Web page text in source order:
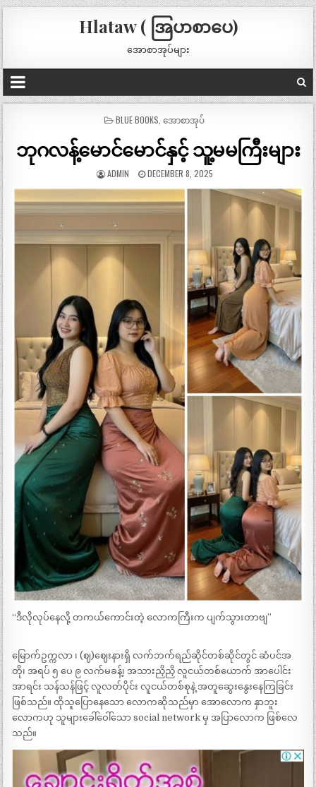
Hlataw ( အြပာစာပေ)
အောစာအုပ်များ
POSTED
BLUE BOOKS အောစာအုပ်
ဘုဂလန့်မောင်မောင်နှင့် သူ့မမကြီးများ
ADMIN DECEMBER 8, 2025
“ဒီလိုလုပ်နေလို့ တကယ်ကောင်းတဲ့ လောကကြီးက ပျက်သွားတာဗျ”
မြောက်ဥက္ကလာ ၊ (ဈ)ဈေးနားရှိ လက်ဘက်ရည်ဆိုင်တစ်ဆိုင်တွင် ဆံပင်အ
တို၊ အရပ် ၅ ပေ ၉ လက်မခန့်၊ အသားညှိညှိ လူငယ်တစ်ယောက် အာပေါင်း
အာရင်း သန်သန်ဖြင့် လူလတ်ပိုင်း လူငယ်တစ်စုနဲ့ အတူဆွေးနွေးနေကြခြင်း
ဖြစ်သည်။ ထိုသူပြောနေသော လောကဆိုသည်မှာ အောလောက နှာဘူး
လောကဟု သူများခေါ်ဝေါ်သော social network မှ အပြာလောက ဖြစ်လေ
သည်။